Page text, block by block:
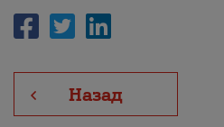
Назад